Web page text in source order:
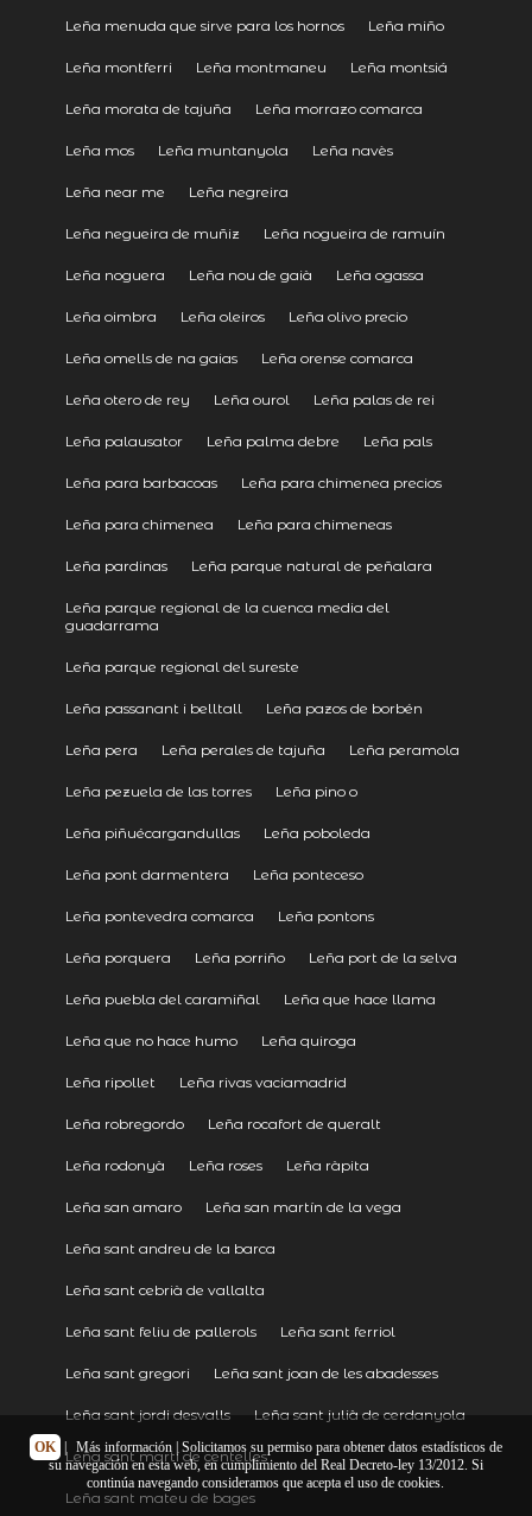
Leña menuda que sirve para los hornos Leña miño
Leña montferri Leña montmaneu Leña montsiá
Leña morata de tajuña Leña morrazo comarca
Leña mos Leña muntanyola Leña navès
Leña near me Leña negreira
Leña negueira de muñiz Leña nogueira de ramuín
Leña noguera Leña nou de gaià Leña ogassa
Leña oimbra Leña oleiros Leña olivo precio
Leña omells de na gaias Leña orense comarca
Leña otero de rey Leña ourol Leña palas de rei
Leña palausator Leña palma debre Leña pals
Leña para barbacoas Leña para chimenea precios
Leña para chimenea Leña para chimeneas
Leña pardinas Leña parque natural de peñalara
Leña parque regional de la cuenca media del
guadarrama
Leña parque regional del sureste
Leña passanant i belltall Leña pazos de borbén
Leña pera Leña perales de tajuña Leña peramola
Leña pezuela de las torres Leña pino o
Leña piñuécargandullas Leña poboleda
Leña pont darmentera Leña ponteceso
Leña pontevedra comarca Leña pontons
Leña porquera Leña porriño Leña port de la selva
Leña puebla del caramiñal Leña que hace llama
Leña que no hace humo Leña quiroga
Leña ripollet Leña rivas vaciamadrid
Leña robregordo Leña rocafort de queralt
Leña rodonyà Leña roses Leña ràpita
Leña san amaro Leña san martín de la vega
Leña sant andreu de la barca
Leña sant cebrià de vallalta
Leña sant feliu de pallerols Leña sant ferriol
Leña sant gregori Leña sant joan de les abadesses
Leña sant jordi desvalls Leña sant julià de cerdanyola
Leña sant martí de centelles
Leña sant mateu de bages
OK Más información| Solicitamos su permiso para obtener datos estadísticos de
su navegación en esta web, en cumplimiento del Real Decreto-ley 13/2012. Si
continúa navegando consideramos que acepta el uso de cookies.